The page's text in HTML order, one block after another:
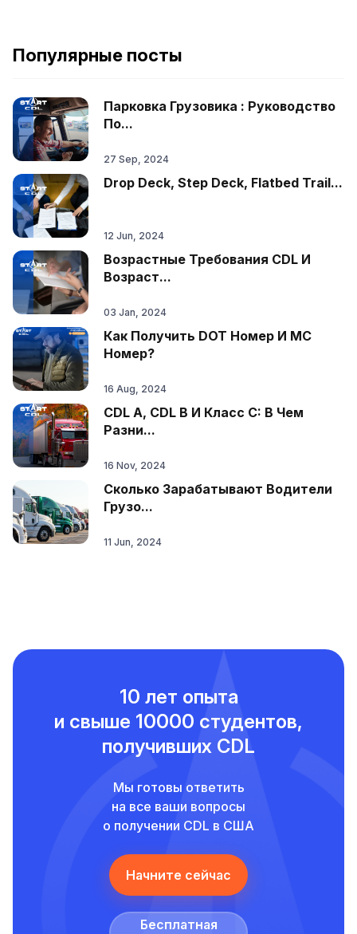
Популярные посты
Парковка Грузовика : Руководство
По...
27 Sep, 2024
Drop Deck, Step Deck, Flatbed Trail...
12 Jun, 2024
Возрастные Требования CDL И
Возраст...
03 Jan, 2024
Как Получить DOT Номер И MC
Номер?
16 Aug, 2024
CDL A, CDL B И Класс C: В Чем
Разни...
16 Nov, 2024
Сколько Зарабатывают Водители
Грузо...
11 Jun, 2024
10 лет опыта
и свыше 10000 студентов,
получивших CDL
Мы готовы ответить
на все ваши вопросы
о получении CDL в США
Начните сейчас
Бесплатная